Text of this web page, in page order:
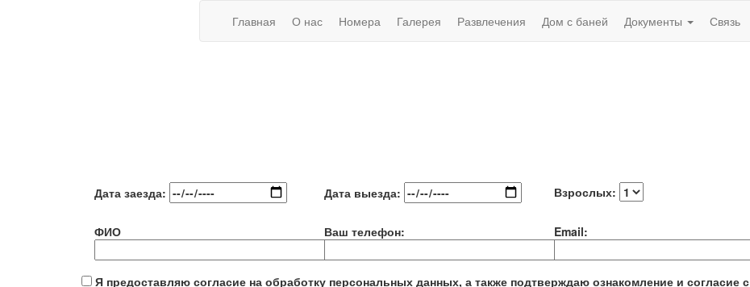
Главная О нас Номера Галерея Развлечения Дом с баней Документы Связь
Дата заезда: Дата выезда: Взрослых:
ФИО Ваш телефон: Email:
Я предоставляю согласие на обработку персональных данных, а также подтверждаю ознакомление и согласие с